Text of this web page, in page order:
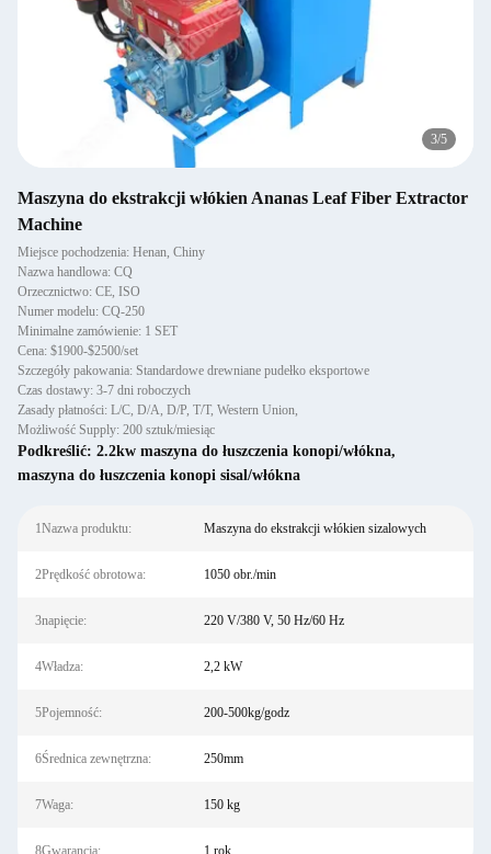
3/5
Maszyna do ekstrakcji włókien Ananas Leaf Fiber Extractor
Machine
Miejsce pochodzenia: Henan, Chiny
Nazwa handlowa: CQ
Orzecznictwo: CE, ISO
Numer modelu: CQ-250
Minimalne zamówienie: 1 SET
Cena: $1900-$2500/set
Szczegóły pakowania: Standardowe drewniane pudełko eksportowe
Czas dostawy: 3-7 dni roboczych
Zasady płatności: L/C, D/A, D/P, T/T, Western Union,
Możliwość Supply: 200 sztuk/miesiąc
Podkreślić: 2.2kw maszyna do łuszczenia konopi/włókna,
maszyna do łuszczenia konopi sisal/włókna
1Nazwa produktu: Maszyna do ekstrakcji włókien sizalowych
2Prędkość obrotowa: 1050 obr./min
3napięcie: 220 V/380 V, 50 Hz/60 Hz
4Władza: 2,2 kW
5Pojemność: 200-500kg/godz
6Średnica zewnętrzna: 250mm
7Waga: 150 kg
8Gwarancja: 1 rok